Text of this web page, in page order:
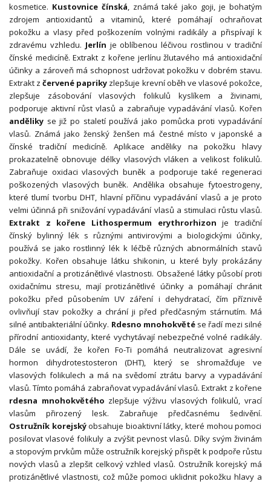
kosmetice. Kustovnice čínská, známá také jako goji, je bohatým
zdrojem antioxidantů a vitaminů, které pomáhají ochraňovat
pokožku a vlasy před poškozením volnými radikály a přispívají k
zdravému vzhledu. Jerlín je oblíbenou léčivou rostlinou v tradiční
čínské medicíně. Extrakt z kořene jerlínu žlutavého má antioxidační
účinky a zároveň má schopnost udržovat pokožku v dobrém stavu.
Extrakt zčervené papriky zlepšuje krevní oběh ve vlasové pokožce,
zlepšuje zásobování vlasových folikulů kyslíkem a živinami,
podporuje aktivní růst vlasů a zabraňuje vypadávání vlasů. Kořen
anděliky se již po staletí používá jako pomůcka proti vypadávání
vlasů. Známá jako ženský ženšen má čestné místo v japonské a
čínské tradiční medicíně. Aplikace anděliky na pokožku hlavy
prokazatelně obnovuje délky vlasových vláken a velikost folikulů.
Zabraňuje oxidaci vlasových buněk a podporuje také regeneraci
poškozených vlasových buněk. Andělika obsahuje fytoestrogeny,
které tlumí tvorbu DHT, hlavní příčinu vypadávání vlasů a je proto
velmi účinná při snižování vypadávání vlasů a stimulaci růstu vlasů.
Extrakt z kořene Lithospermum erythrorhizon je tradiční
čínský bylinný lék s různými antivirovými a biologickými účinky,
používá se jako rostlinný lék k léčbě různých abnormálních stavů
pokožky. Kořen obsahuje látku shikonin, u které byly prokázány
antioxidační a protizánětlivé vlastnosti. Obsažené látky působí proti
oxidačnímu stresu, mají protizánětlivé účinky a pomáhají chránit
pokožku před působením UV záření i dehydratací, čím příznivě
ovlivňují stav pokožky a chrání ji před předčasným stárnutím. Má
silné antibakteriální účinky. Rdesno mnohokvětése řadí mezi silné
přírodní antioxidanty, které vychytávají nebezpečné volné radikály.
Dále se uvádí, že kořen Fo-Ti pomáhá neutralizovat agresivní
hormon dihydrotestosteron (DHT), který se shromažďuje ve
vlasových folikulech a má na svědomí ztrátu barvy a vypadávání
vlasů. Tímto pomáhá zabraňovat vypadávání vlasů. Extrakt z kořene
rdesna mnohokvětého zlepšuje výživu vlasových folikulů, vrací
vlasům přirozený lesk. Zabraňuje předčasnému šedivění.
Ostružník korejskýobsahuje bioaktivní látky, které mohou pomoci
posilovat vlasové folikuly a zvýšit pevnost vlasů. Díky svým živinám
a stopovým prvkům může ostružník korejský přispět k podpoře růstu
nových vlasů a zlepšit celkový vzhled vlasů. Ostružník korejský má
protizánětlivé vlastnosti, což může pomoci uklidnit pokožku hlavy a